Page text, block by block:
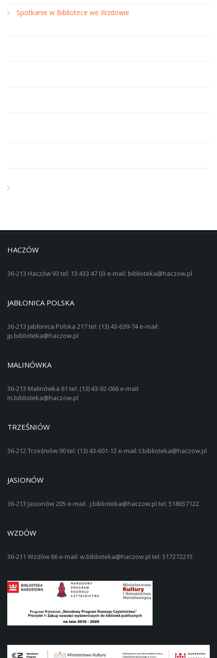
Spotkanie w Bibliotece we Wzdowie
HACZÓW
36-213 Haczów 93 tel: 13 433 47 03 e-mail: biblioteka@haczow.pl
JABŁONICA POLSKA
36-213 Jabłonica Polska 217 tel: (13) 43-639-74 e-mail:
jp.biblioteka@haczow.pl
MALINÓWKA
36-213 Malinówka 61 tel: (13) 43-92-066 e-mail:
m.biblioteka@haczow.pl
TRZEŚNIÓW
36-212 Trześniów 90 tel: (13) 43-601-12 e-mail: t.biblioteka@haczow.pl
JASIONÓW
36-213 Jasionów 205 e-mail: j.biblioteka@haczow.pl tel: 518657122
WZDÓW
36-211 Wzdów 66 e-mail: w.biblioteka@haczow.pl tel: 517272215